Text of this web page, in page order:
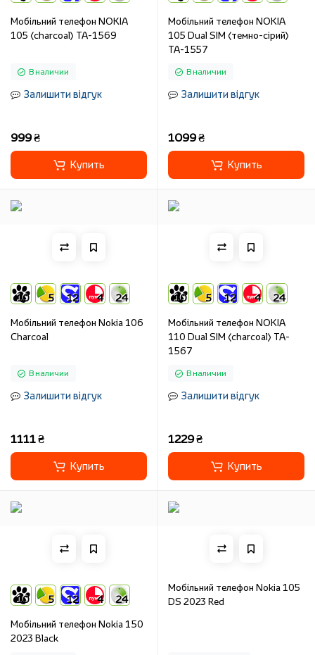
Мобільний телефон NOKIA
105 (charcoal) TA-1569
В наличии
Залишити відгук
999 ₴
Купить
Мобільний телефон NOKIA
105 Dual SIM (темно-сірий)
TA-1557
В наличии
Залишити відгук
1099 ₴
Купить
10 5 12 4 24
Мобільний телефон Nokia 106
Charcoal
В наличии
Залишити відгук
1111 ₴
Купить
10 5 12 4 24
Мобільний телефон NOKIA
110 Dual SIM (charcoal) TA-
1567
В наличии
Залишити відгук
1229 ₴
Купить
10 5 12 4 24
Мобільний телефон Nokia 150
2023 Black
Мобільний телефон Nokia 105
DS 2023 Red